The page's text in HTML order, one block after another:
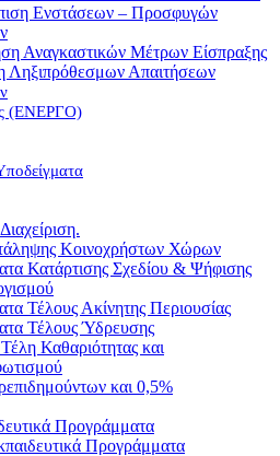
Ενστάσεων – Προσφυγών
Αναγκαστικών Μέτρων Είσπραξης
Ληξιπρόθεσμων Απαιτήσεων
(ΕΝΕΡΓΟ)
Κοινοχρήστων Χώρων
Κατάρτισης Σχεδίου & Ψήφισης
Τέλους Ακίνητης Περιουσίας
Τέλους Ύδρευσης
Καθαριότητας και
και 0,5%
Προγράμματα
Προγράμματα